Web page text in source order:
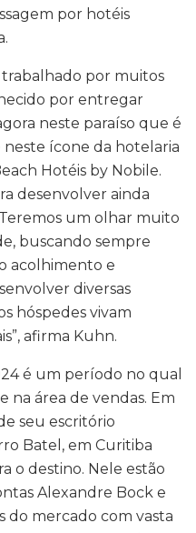
por hotéis
trabalhado por muitos
por entregar
neste paraíso que é
neste ícone da hotelaria
Hotéis by Nobile.
desenvolver ainda
um olhar muito
buscando sempre
acolhimento e
diversas
hóspedes vivam
afirma Kuhn.
é um período no qual
na área de vendas. Em
seu escritório
Batel, em Curitiba
o destino. Nele estão
Alexandre Bock e
do mercado com vasta